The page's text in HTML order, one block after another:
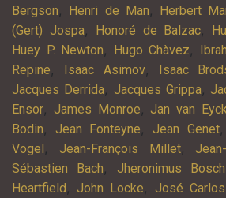
Bergson, Henri de Man, Herbert
(Gert) Jospa, Honoré de Balzac,
Huey P. Newton, Hugo Chàvez,
Repine, Isaac Asimov, Isaac
Jacques Derrida, Jacques Grippa,
Ensor, James Monroe, Jan van
Bodin, Jean Fonteyne, Jean Genet,
Vogel , Jean-François Millet,
Sébastien Bach, Jheronimus Bosch
Heartfield , John Locke, José